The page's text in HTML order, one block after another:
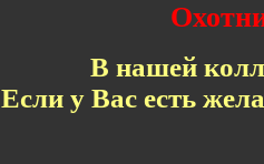
В нашей
Если у Вас есть